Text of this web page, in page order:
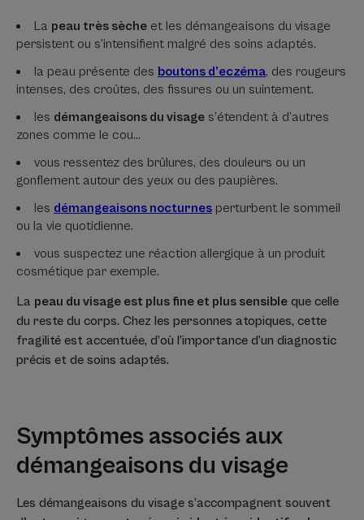
La peau très sèche et les démangeaisons du visage
persistent ou s’intensifient malgré des soins adaptés.
la peau présente des boutons d’eczéma, des rougeurs
intenses, des croûtes, des fissures ou un suintement.
les démangeaisons du visage s’étendent à d’autres
zones comme le cou…
vous ressentez des brûlures, des douleurs ou un
gonflement autour des yeux ou des paupières.
les démangeaisons nocturnes perturbent le sommeil
ou la vie quotidienne.
vous suspectez une réaction allergique à un produit
cosmétique par exemple.
La peau du visage est plus fine et plus sensible que celle
du reste du corps. Chez les personnes atopiques, cette
fragilité est accentuée, d’où l’importance d’un diagnostic
précis et de soins adaptés.
Symptômes associés aux
démangeaisons du visage
Les démangeaisons du visage s’accompagnent souvent